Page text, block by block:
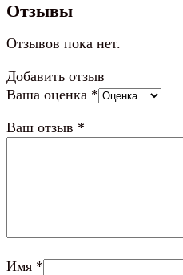
Отзывы
Отзывов пока нет.
Добавить отзыв
Ваша оценка *
Ваш отзыв *
Имя *